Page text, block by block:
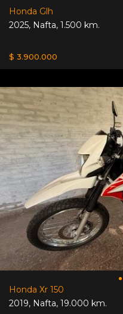
Honda Glh
2025, Nafta, 1.500 km.
$ 3.900.000
Honda Xr 150
2019, Nafta, 19.000 km.